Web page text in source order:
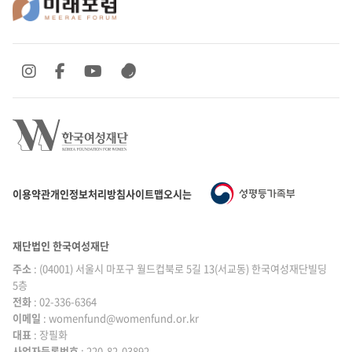
이용약관개인정보처리방침사이트맵오시는 길
SNS 바로가기
SNS 바로가기SNS 바로가기
SNS 바로가기
재단법인 한국여성재단
주소 : (04001) 서울시 마포구 월드컵북로 5길 13(서교동) 한국여성재단빌딩
5층
전화 : 02-336-6364
|
이메일 : womenfund@womenfund.or.kr
|
대표 : 장필화